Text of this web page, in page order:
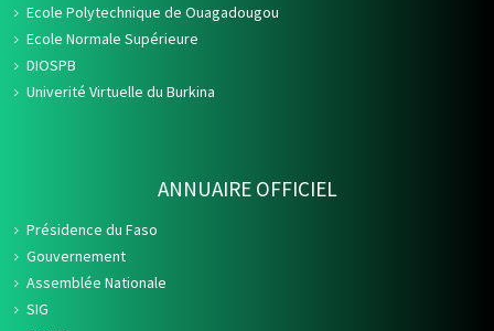
Ecole Polytechnique de Ouagadougou
Ecole Normale Supérieure
DIOSPB
Univerité Virtuelle du Burkina
ANNUAIRE OFFICIEL
Présidence du Faso
Gouvernement
Assemblée Nationale
SIG